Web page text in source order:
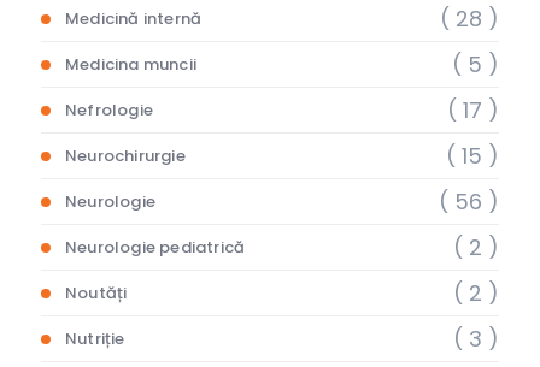
Medicină internă ( 28 )
Medicina muncii ( 5 )
Nefrologie ( 17 )
Neurochirurgie ( 15 )
Neurologie ( 56 )
Neurologie pediatrică ( 2 )
Noutăți ( 2 )
Nutriție ( 3 )